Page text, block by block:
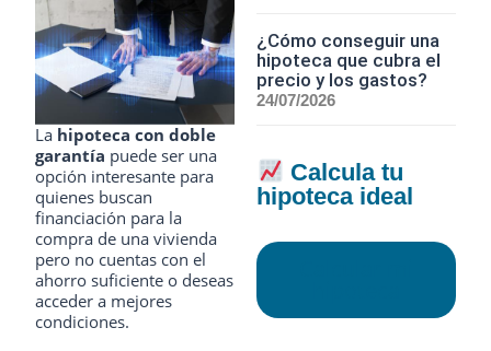
La hipoteca con doble
garantía puede ser una
opción interesante para
quienes buscan
financiación para la
compra de una vivienda
pero no cuentas con el
ahorro suficiente o deseas
acceder a mejores
condiciones.
¿Cómo conseguir una
hipoteca que cubra el
precio y los gastos?
24/07/2026
Calcula tu
hipoteca ideal